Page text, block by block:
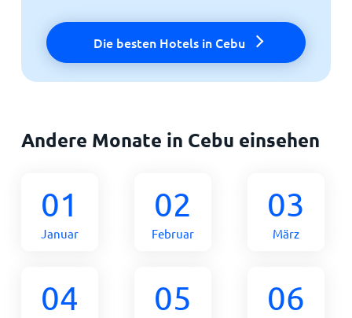
Die besten Hotels in Cebu
Andere Monate in Cebu einsehen
01
Januar
02
Februar
03
März
04 05 06